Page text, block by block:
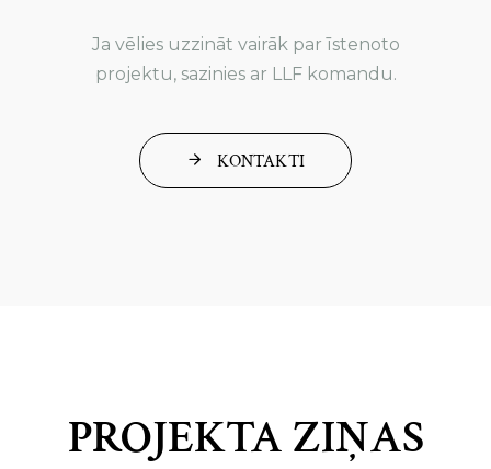
Ja vēlies uzzināt vairāk par īstenoto
projektu, sazinies ar LLF komandu.
KONTAKTI
PROJEKTA ZIŅAS